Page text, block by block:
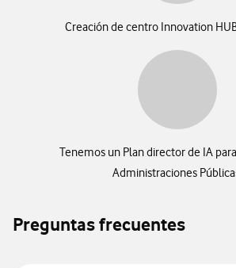
Creación de centro Innovation
Tenemos un Plan director de IA
Administraciones
Preguntas frecuentes